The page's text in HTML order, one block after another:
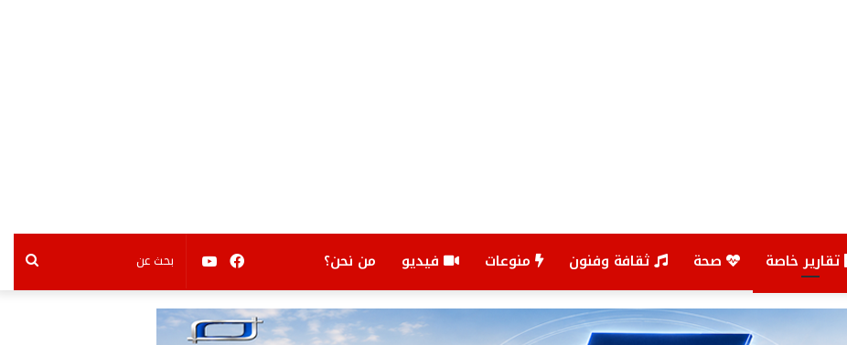
تقارير خاصة صحة ثقافة وفنون منوعات فيديو من نحن؟ بحث يوتيوبفيسبوك